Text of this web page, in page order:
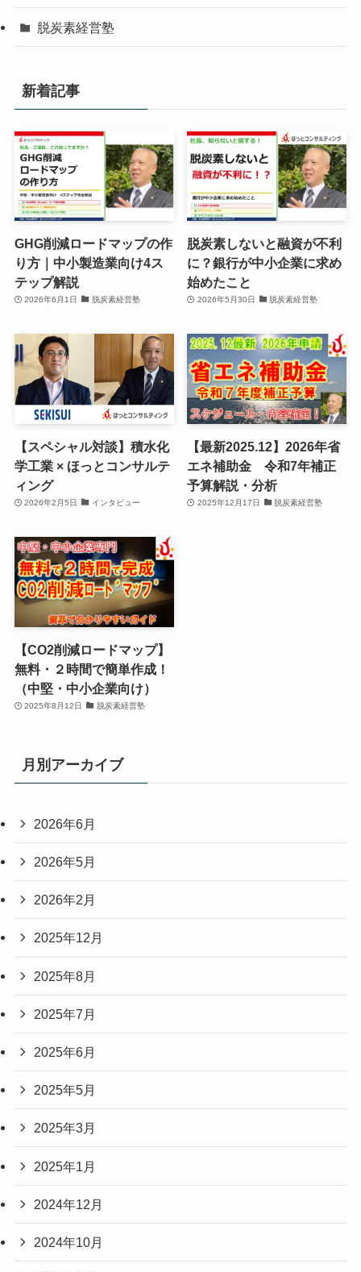
脱炭素経営塾
新着記事
GHG削減ロードマップの作
り方｜中小製造業向け4ス
テップ解説
2026年6月1日 脱炭素経営塾
脱炭素しないと融資が不利
に？銀行が中小企業に求め
始めたこと
2026年5月30日 脱炭素経営塾
【スペシャル対談】積水化
学工業 × ほっとコンサルテ
ィング
2026年2月5日 インタビュー
【最新2025.12】2026年省
エネ補助金 令和7年補正
予算解説・分析
2025年12月17日 脱炭素経営塾
【CO2削減ロードマップ】
無料・２時間で簡単作成！
（中堅・中小企業向け）
2025年8月12日 脱炭素経営塾
月別アーカイブ
2026年6月
2026年5月
2026年2月
2025年12月
2025年8月
2025年7月
2025年6月
2025年5月
2025年3月
2025年1月
2024年12月
2024年10月